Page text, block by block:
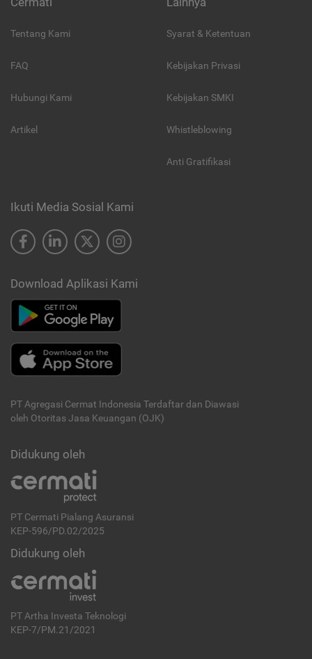
Tentang Kami
FAQ
Hubungi Kami
Artikel
Syarat & Ketentuan
Kebijakan Privasi
Kebijakan SMKI
Whistleblowing
Anti Gratifikasi
Ikuti Media Sosial Kami
Download Aplikasi Kami
PT Agregasi Cermat Indonesia Terdaftar dan Diawasi
oleh Otoritas Jasa Keuangan (OJK)
Didukung oleh
PT Cermati Pialang Asuransi
KEP-596/PD.02/2025
Didukung oleh
PT Artha Investa Teknologi
KEP-7/PM.21/2021